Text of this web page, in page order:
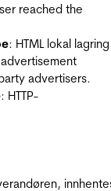
reached the
: HTML lokal lagring
advertisers.
: HTTP-